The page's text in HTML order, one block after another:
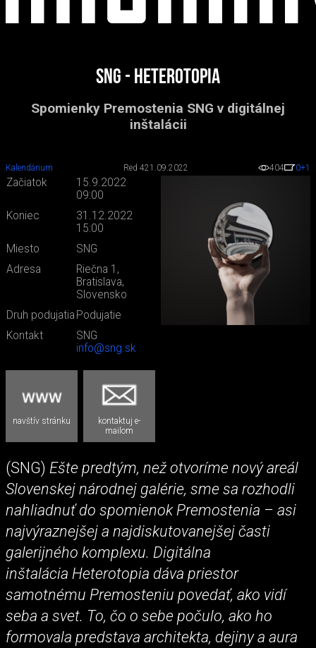
SNG - Heterotopia
Spomienky Premostenia SNG v digitálnej
inštalácii
Kalendárium Red 421.09.2022 404 0+1
Začiatok
15.9.2022
09:00
Koniec
31.12.2022
15:00
Miesto
SNG
Adresa
Riečna 1,
Bratislava,
Slovensko
Druh podujatia Podujatie
Kontakt
SNG
info@sng.sk
navštív stránku
kontaktuj e-
mailom
(SNG) Ešte predtým, než otvoríme nový areál
Slovenskej národnej galérie, sme sa rozhodli
nahliadnuť do spomienok Premostenia – asi
najvýraznejšej a najdiskutovanejšej časti
galerijného komplexu. Digitálna
inštalácia Heterotopia dáva priestor
samotnému Premosteniu povedať, ako vidí
seba a svet. To, čo o sebe počulo, ako ho
formovala predstava architekta, dejiny a aura